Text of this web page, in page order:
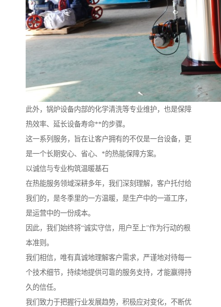
此外，锅炉设备内部的化学清洗等专业维护，也是保障
热效率、延长设备寿命**的步骤。
这一系列服务，旨在让客户拥有的不仅是一台设备，更
是一个长期安心、省心、*的热能保障方案。
以诚信与专业构筑温暖基石
在热能服务领域深耕多年，我们深刻理解，客户托付给
我们的，是冬季里的一方温暖，是生产中的一道工序，
是运营中的一份成本。
因此，我们始终将“诚实守信，用户至上”作为行动的根
本准则。
我们相信，唯有真诚地理解客户需求，严谨地对待每一
个技术细节，持续地提供可靠的服务支持，才能赢得持
久的信任。
我们致力于把握行业发展趋势，积极应对变化，不断优